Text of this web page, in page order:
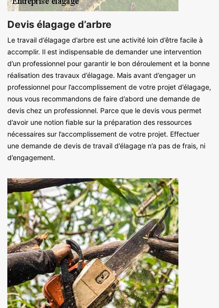
Devis élagage d’arbre
Le travail d’élagage d’arbre est une activité loin d’être facile à
accomplir. Il est indispensable de demander une intervention
d’un professionnel pour garantir le bon déroulement et la bonne
réalisation des travaux d’élagage. Mais avant d’engager un
professionnel pour l’accomplissement de votre projet d’élagage,
nous vous recommandons de faire d’abord une demande de
devis chez un professionnel. Parce que le devis vous permet
d’avoir une notion fiable sur la préparation des ressources
nécessaires sur l’accomplissement de votre projet. Effectuer
une demande de devis de travail d’élagage n’a pas de frais, ni
d’engagement.